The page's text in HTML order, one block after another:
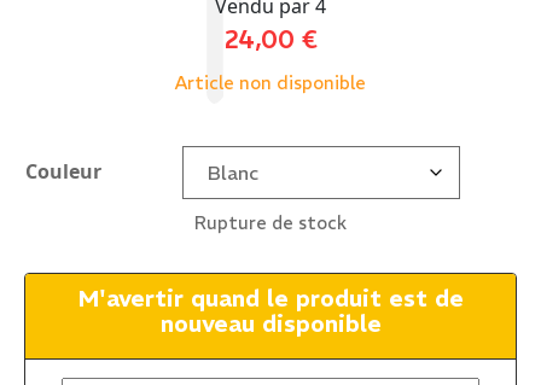
Vendu par 4
24,00 €
Article non disponible
Couleur
Rupture de stock
M'avertir quand le produit est de
nouveau disponible